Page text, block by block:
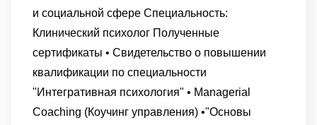
и социальной сфере Специальность:
Клинический психолог Полученные
сертификаты • Свидетельство о повышении
квалификации по специальности
"Интегративная психология" • Managerial
Coaching (Коучинг управления) •"Основы